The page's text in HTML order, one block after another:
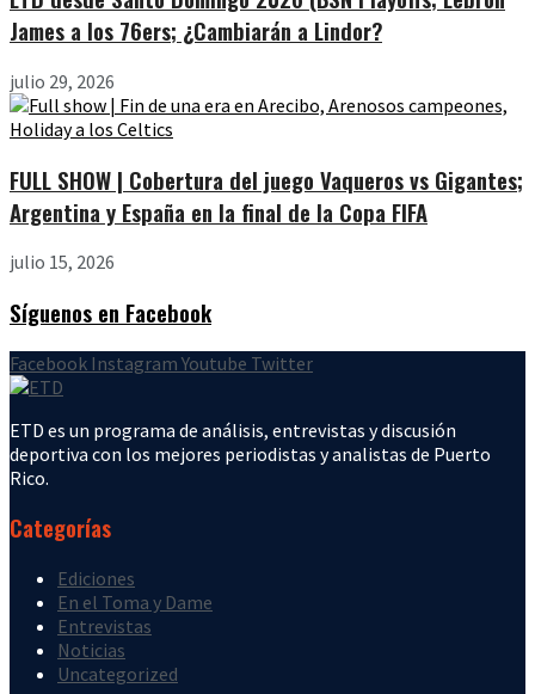
James a los 76ers; ¿Cambiarán a Lindor?
julio 29, 2026
FULL SHOW | Cobertura del juego Vaqueros vs Gigantes;
Argentina y España en la final de la Copa FIFA
julio 15, 2026
Síguenos en Facebook
Facebook Instagram Youtube Twitter
ETD es un programa de análisis, entrevistas y discusión
deportiva con los mejores periodistas y analistas de Puerto
Rico.
Categorías
Ediciones
En el Toma y Dame
Entrevistas
Noticias
Uncategorized